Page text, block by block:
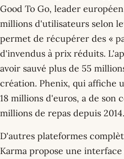
Good To Go, leader
millions d'utilisateurs selon
permet de récupérer des «
d'invendus à prix réduits.
avoir sauvé plus de 55
création. Phenix, qui affiche
18 millions d'euros, a de son
millions de repas depuis 2014.
D'autres plateformes
Karma propose une